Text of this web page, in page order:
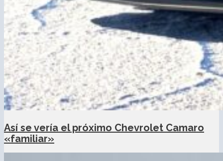
Así se vería el próximo Chevrolet Camaro
«familiar»